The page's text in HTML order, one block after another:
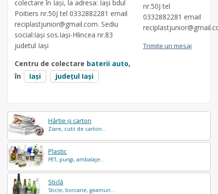
Hârtie și carton
Ziare, cutii de carton...
Plastic
PET, pungi, ambalaje...
Sticlă
Sticle, borcane, geamuri...
colectare în Iași, la adresa: Iași bdul
Poitiers nr.50J tel 0332882281 email
reciplastjunior@gmail.com. Sediu
social:Iași sos.Iași-Hlincea nr.83
judetul Iași
Centru de colectare baterii auto,
în
Iași județul Iași
nr.50J tel
0332882281 email
Trimite un mesaj